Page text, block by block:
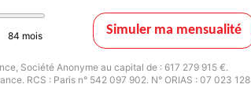
84 mois Simuler ma mensualité
Société Anonyme au capital de : 617 279 915 €.
RCS : Paris n° 542 097 902. N° ORIAS : 07 023 128